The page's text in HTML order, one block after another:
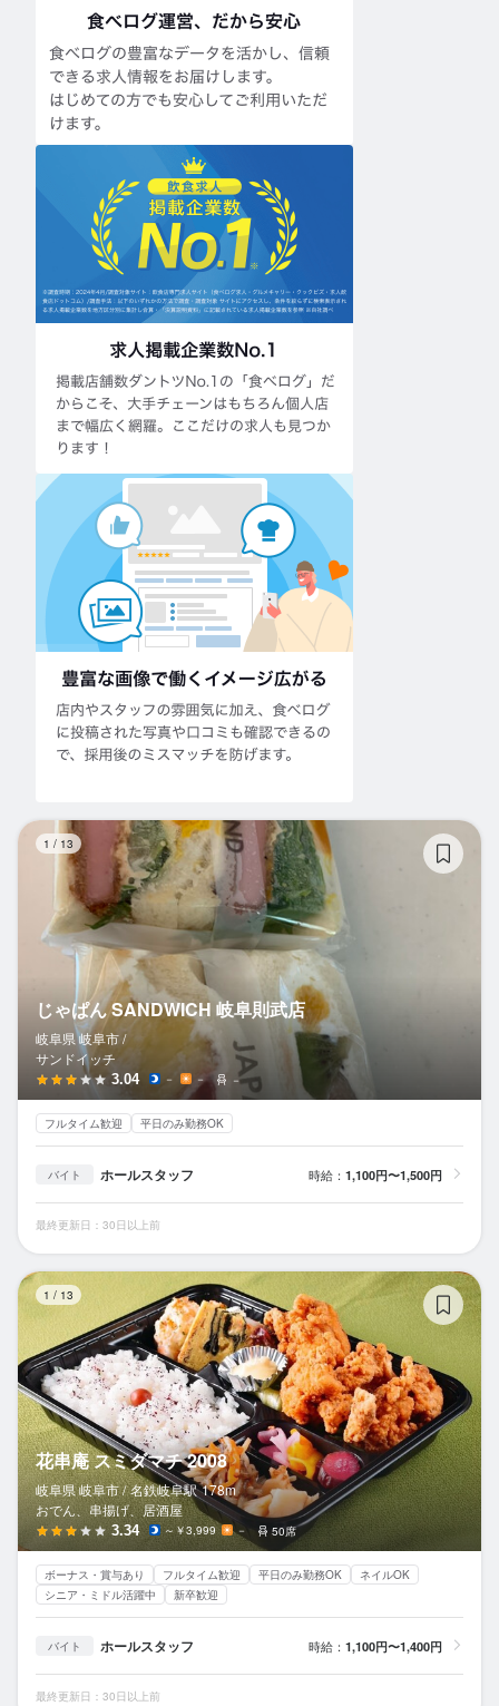
1 / 13
じゃぱん SANDWICH 岐阜則武店
岐阜県 岐阜市 /
サンドイッチ
3.04 － － －
フルタイム歓迎 平日のみ勤務OK
バイト ホールスタッフ 時給： 1,100円〜1,500円
最終更新日：30日以上前
1 / 13
花串庵 スミダマチ 2008
岐阜県 岐阜市 / 名鉄岐阜駅 178m
おでん、串揚げ、居酒屋
3.34 ～￥3,999 － 50席
ボーナス・賞与あり フルタイム歓迎 平日のみ勤務OK
ネイルOK
シニア・ミドル活躍中
新卒歓迎
バイト ホールスタッフ 時給： 1,100円〜1,400円
最終更新日：30日以上前